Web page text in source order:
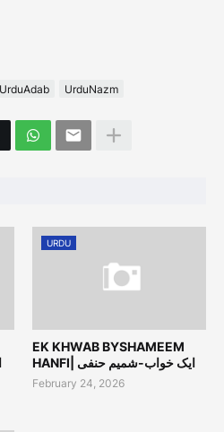
UrduAdab UrduNazm
URDU
EK KHWAB BYSHAMEEM
HANFI| ایک خواب-شمیم حنفی
February 24, 2026